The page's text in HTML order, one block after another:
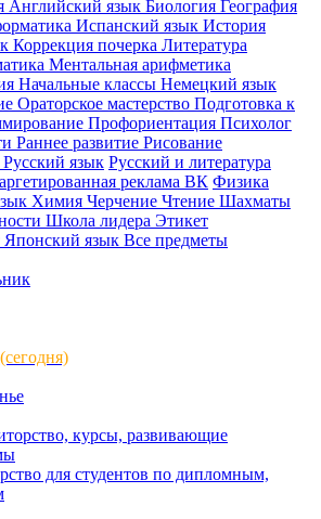
Английский язык Биология География
Испанский язык История
Коррекция почерка Литература
Ментальная арифметика
Начальные классы Немецкий язык
Ораторское мастерство Подготовка к
Профориентация Психолог
Раннее развитие Рисование
Русский язык Русский и литература
реклама ВК Физика
Химия Черчение Чтение Шахматы
Школа лидера Этикет
Японский язык Все предметы
(сегодня)
курсы, развивающие
для студентов по дипломным,